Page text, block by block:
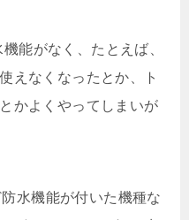
能がなく、たとえば、
えなくなったとか、ト
かよくやってしまいが
水機能が付いた機種な